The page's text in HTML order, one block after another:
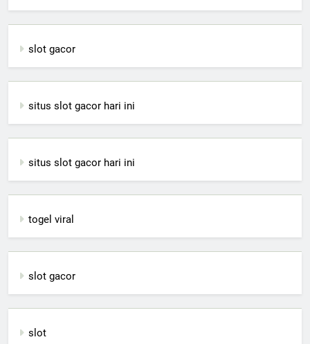
slot gacor
situs slot gacor hari ini
situs slot gacor hari ini
togel viral
slot gacor
slot